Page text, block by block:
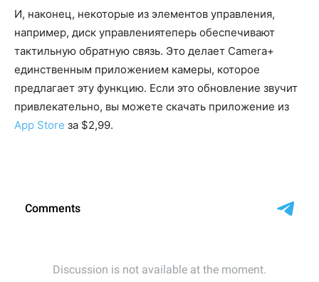
И, наконец, некоторые из элементов управления,
например, диск управлениятеперь обеспечивают
тактильную обратную связь. Это делает Camera+
единственным приложением камеры, которое
предлагает эту функцию. Если это обновление звучит
привлекательно, вы можете скачать приложение из
App Store за $2,99.